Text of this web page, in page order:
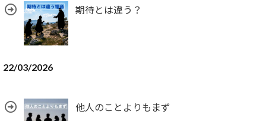
期待とは違う？
22/03/2026
他人のことよりもまず